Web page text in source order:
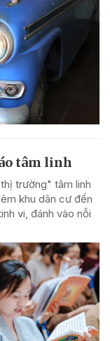
tâm linh
trường" tâm linh
khu dân cư đến
vi, đánh vào nỗi